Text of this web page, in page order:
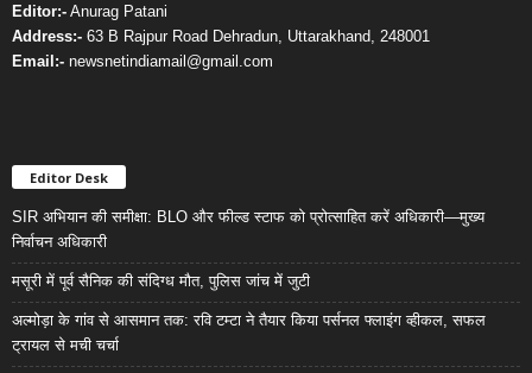
Editor:- Anurag Patani
Address:- 63 B Rajpur Road Dehradun, Uttarakhand, 248001
Email:- newsnetindiamail@gmail.com
Editor Desk
SIR अभियान की समीक्षा: BLO और फील्ड स्टाफ को प्रोत्साहित करें अधिकारी—मुख्य
निर्वाचन अधिकारी
मसूरी में पूर्व सैनिक की संदिग्ध मौत, पुलिस जांच में जुटी
अल्मोड़ा के गांव से आसमान तक: रवि टम्टा ने तैयार किया पर्सनल फ्लाइंग व्हीकल, सफल
ट्रायल से मची चर्चा